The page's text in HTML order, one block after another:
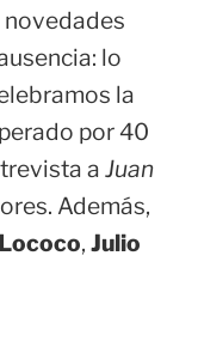
novedades
lo
la
por 40
a Juan
Además,
, Julio